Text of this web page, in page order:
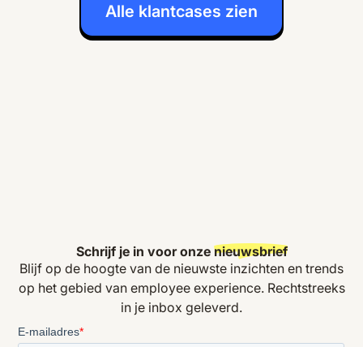
Alle klantcases zien
Schrijf je in voor onze nieuwsbrief
Blijf op de hoogte van de nieuwste inzichten en trends
op het gebied van employee experience. Rechtstreeks
in je inbox geleverd.